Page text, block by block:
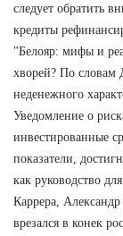
следует обратить
кредиты
"Белояр: мифы и
хворей? По словам
неденежного
Уведомление о
инвестированные
показатели,
как руководство
Каррера,
врезался в конек